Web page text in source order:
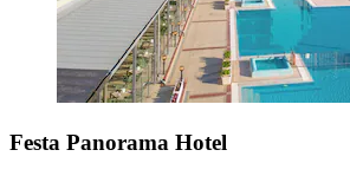
Festa Panorama Hotel